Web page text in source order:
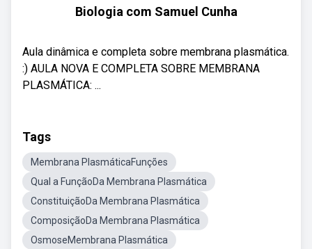
Biologia com Samuel Cunha
Aula dinâmica e completa sobre membrana plasmática.
:) AULA NOVA E COMPLETA SOBRE MEMBRANA
PLASMÁTICA: ...
Tags
Membrana PlasmáticaFunções
Qual a FunçãoDa Membrana Plasmática
ConstituiçãoDa Membrana Plasmática
ComposiçãoDa Membrana Plasmática
OsmoseMembrana Plasmática